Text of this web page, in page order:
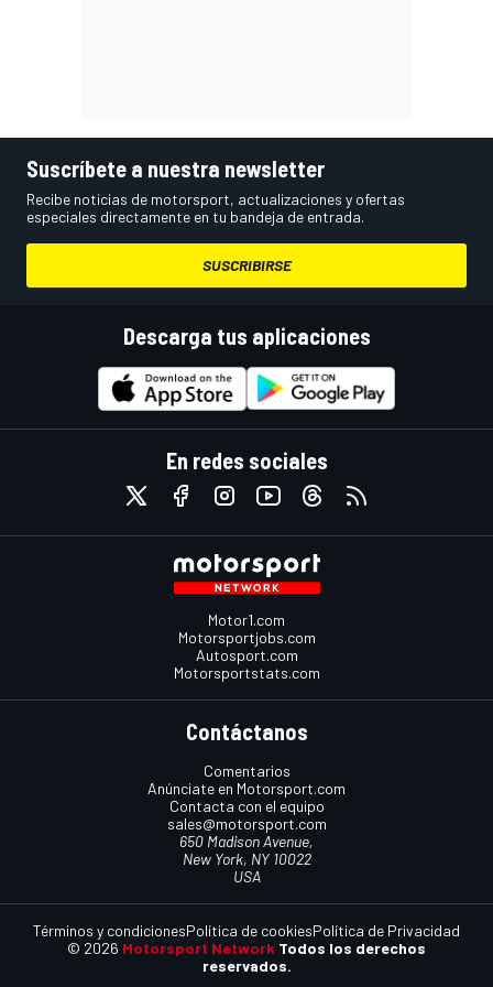
Suscríbete a nuestra newsletter
Recibe noticias de motorsport, actualizaciones y ofertas
especiales directamente en tu bandeja de entrada.
SUSCRIBIRSE
Descarga tus aplicaciones
En redes sociales
Motor1.com
Motorsportjobs.com
Autosport.com
Motorsportstats.com
Contáctanos
Comentarios
Anúnciate en Motorsport.com
Contacta con el equipo
sales@motorsport.com
650 Madison Avenue,
New York, NY 10022
USA
© 2026 Motorsport Network Todos los derechos
reservados.
Términos y condicionesPolítica de cookiesPolítica de Privacidad